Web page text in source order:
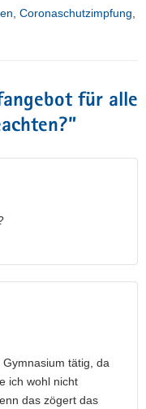
Coronaschutzimpfung
für alle
”
tätig, da
ich wohl nicht
das zögert das